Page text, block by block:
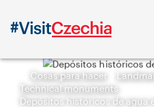
Cosas para hacer
Technical monuments
Depósitos históricos de agua